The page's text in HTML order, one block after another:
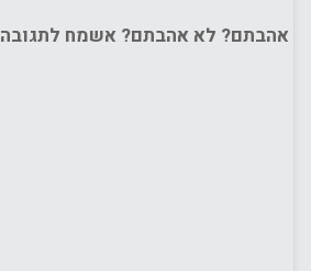
אהבתם? לא אהבתם? אשמח לתגובה